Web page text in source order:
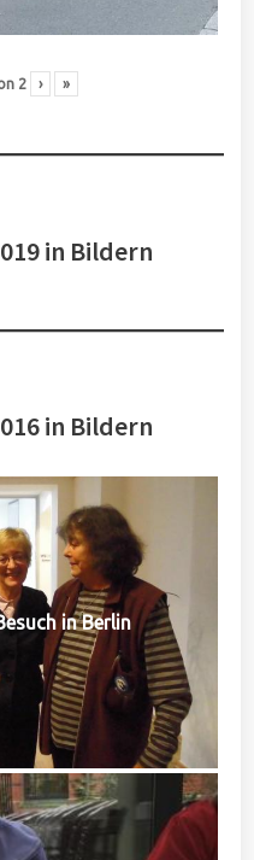
2 › »
in Bildern
in Bildern
in Berlin